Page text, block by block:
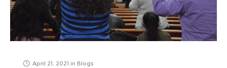
April 21, 2021 in Blogs